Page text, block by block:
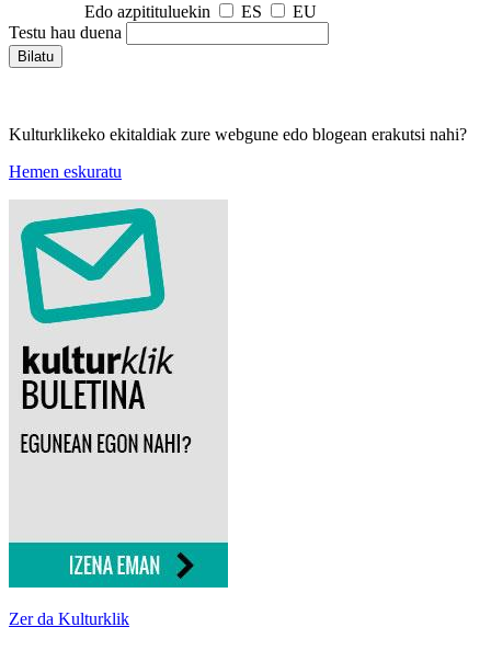
Edo azpitituluekin
ES
EU
Testu hau duena
Kulturklikeko ekitaldiak zure webgune edo blogean erakutsi nahi?
Hemen eskuratu
Zer da Kulturklik